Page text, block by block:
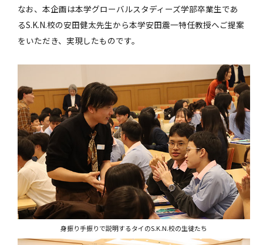
なお、本企画は本学グローバルスタディーズ学部卒業生であ
るS.K.N.校の安田健太先生から本学安田震一特任教授へご提案
をいただき、実現したものです。
身振り手振りで説明するタイのS.K.N.校の生徒たち